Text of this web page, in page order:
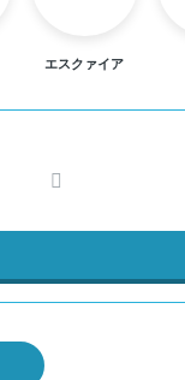
エスクァイア